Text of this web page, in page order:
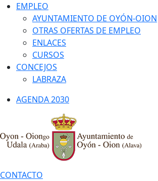
EMPLEO
AYUNTAMIENTO DE OYÓN-OION
OTRAS OFERTAS DE EMPLEO
ENLACES
CURSOS
CONCEJOS
LABRAZA
AGENDA 2030
CONTACTO